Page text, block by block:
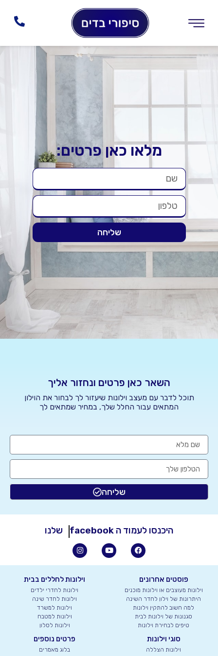
מלאו כאן פרטים:
שליחה
השאר כאן פרטים ונחזור אליך
תוכל לדבר עם מעצב וילונות שיעזור לך לבחור את הוילון
המתאים עבור החלל שלך, במחיר שמתאים לך
שליחה
היכנסו לעמוד ה facebook שלנו
פוסטים אחרונים
וילונות מעוצבים או וילונות מוכנים
היתרונות של וילון לחדר השינה
למה חשוב להתקין וילונות
סגנונות של וילונות לבית
טיפים לבחירת וילונות
וילונות לחללים בבית
וילונות לחדרי ילדים
וילונות לחדר שינה
וילונות למשרד
וילונות למטבח
וילונות לסלון
סוגי וילונות
וילונות הצללה
פרטים נוספים
בלוג מאמרים